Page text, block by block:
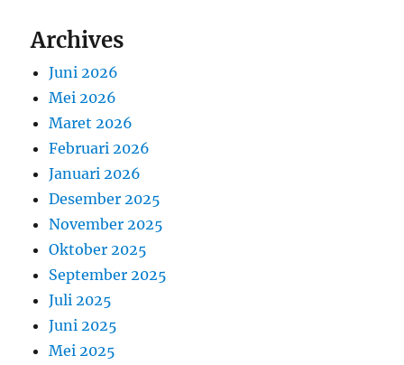
Archives
Juni 2026
Mei 2026
Maret 2026
Februari 2026
Januari 2026
Desember 2025
November 2025
Oktober 2025
September 2025
Juli 2025
Juni 2025
Mei 2025